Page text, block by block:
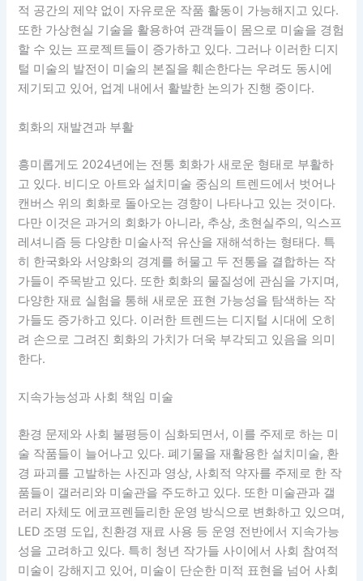
적 공간의 제약 없이 자유로운 작품 활동이 가능해지고 있다.
또한 가상현실 기술을 활용하여 관객들이 몸으로 미술을 경험
할 수 있는 프로젝트들이 증가하고 있다. 그러나 이러한 디지
털 미술의 발전이 미술의 본질을 훼손한다는 우려도 동시에
제기되고 있어, 업계 내에서 활발한 논의가 진행 중이다.
회화의 재발견과 부활
흥미롭게도 2024년에는 전통 회화가 새로운 형태로 부활하
고 있다. 비디오 아트와 설치미술 중심의 트렌드에서 벗어나
캔버스 위의 회화로 돌아오는 경향이 나타나고 있는 것이다.
다만 이것은 과거의 회화가 아니라, 추상, 초현실주의, 익스프
레셔니즘 등 다양한 미술사적 유산을 재해석하는 형태다. 특
히 한국화와 서양화의 경계를 허물고 두 전통을 결합하는 작
가들이 주목받고 있다. 또한 회화의 물질성에 관심을 가지며,
다양한 재료 실험을 통해 새로운 표현 가능성을 탐색하는 작
가들도 증가하고 있다. 이러한 트렌드는 디지털 시대에 오히
려 손으로 그려진 회화의 가치가 더욱 부각되고 있음을 의미
한다.
지속가능성과 사회 책임 미술
환경 문제와 사회 불평등이 심화되면서, 이를 주제로 하는 미
술 작품들이 늘어나고 있다. 폐기물을 재활용한 설치미술, 환
경 파괴를 고발하는 사진과 영상, 사회적 약자를 주제로 한 작
품들이 갤러리와 미술관을 주도하고 있다. 또한 미술관과 갤
러리 자체도 에코프렌들리한 운영 방식으로 변화하고 있으며,
LED 조명 도입, 친환경 재료 사용 등 운영 전반에서 지속가능
성을 고려하고 있다. 특히 청년 작가들 사이에서 사회 참여적
미술이 강해지고 있어, 미술이 단순한 미적 표현을 넘어 사회